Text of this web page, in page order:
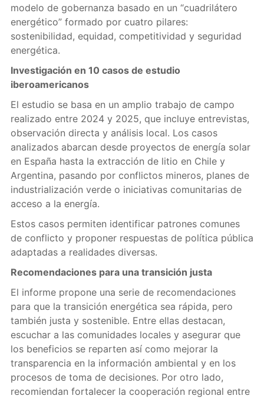
modelo de gobernanza basado en un “cuadrilátero
energético” formado por cuatro pilares:
sostenibilidad, equidad, competitividad y seguridad
energética.
Investigación en 10 casos de estudio
iberoamericanos
El estudio se basa en un amplio trabajo de campo
realizado entre 2024 y 2025, que incluye entrevistas,
observación directa y análisis local. Los casos
analizados abarcan desde proyectos de energía solar
en España hasta la extracción de litio en Chile y
Argentina, pasando por conflictos mineros, planes de
industrialización verde o iniciativas comunitarias de
acceso a la energía.
Estos casos permiten identificar patrones comunes
de conflicto y proponer respuestas de política pública
adaptadas a realidades diversas.
Recomendaciones para una transición justa
El informe propone una serie de recomendaciones
para que la transición energética sea rápida, pero
también justa y sostenible. Entre ellas destacan,
escuchar a las comunidades locales y asegurar que
los beneficios se reparten así como mejorar la
transparencia en la información ambiental y en los
procesos de toma de decisiones. Por otro lado,
recomiendan fortalecer la cooperación regional entre